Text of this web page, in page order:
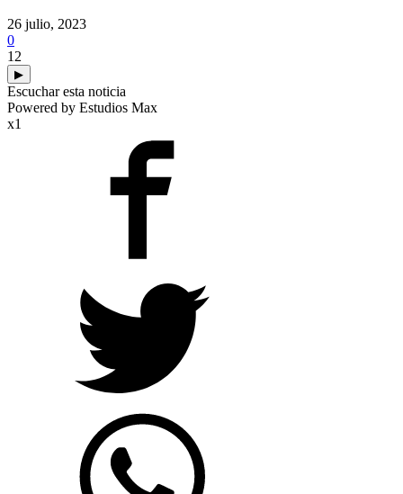
26 julio, 2023
0
12
▶
Escuchar esta noticia
Powered by Estudios Max
x1